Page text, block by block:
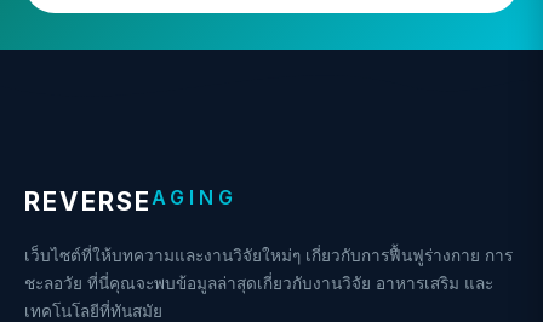
REVERSEAGING
เว็บไซต์ที่ให้บทความและงานวิจัยใหม่ๆ เกี่ยวกับการฟื้นฟูร่างกาย การ
ชะลอวัย ที่นี่คุณจะพบข้อมูลล่าสุดเกี่ยวกับงานวิจัย อาหารเสริม และ
เทคโนโลยีที่ทันสมัย